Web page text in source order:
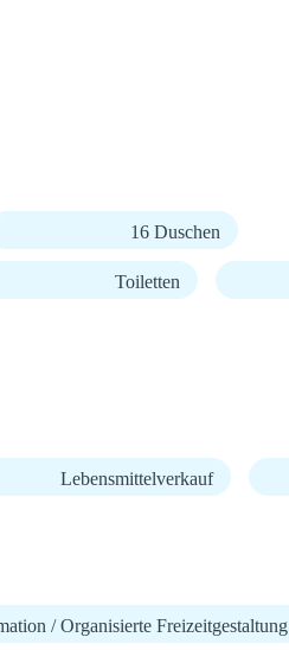
16 Duschen
Toiletten
Lebensmittelverkauf
/ Organisierte Freizeitgestaltung